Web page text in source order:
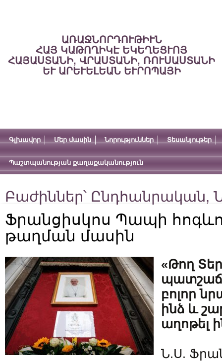
ԱՌԱՋՆՈՐԴՈՒԹԻՒՆ
ՀԱՅ ԿԱԹՈՂԻԿԷ ԵԿԵՂԵՑՒՈՅ
ՀԱՅԱՍՏԱՆԻ, ՎՐԱՍՏԱՆԻ, ՌՈՒՍԱՍՏԱՆԻ
ԵՒ ԱՐԵՒԵԼԵԱՆ ԵՒՐՈՊԱՅԻ
Գլխավոր Մեր մասին Նորություններ Տեսանյութեր
Պաշտպանության քաղաքականություն
Բաժիններ՝ Ընդհանրական,
Ֆրանցիսկոս Պապի
թաղման մասին
«Թող
բոլոր
ինձ և
աղոթել
Ն.Ս.